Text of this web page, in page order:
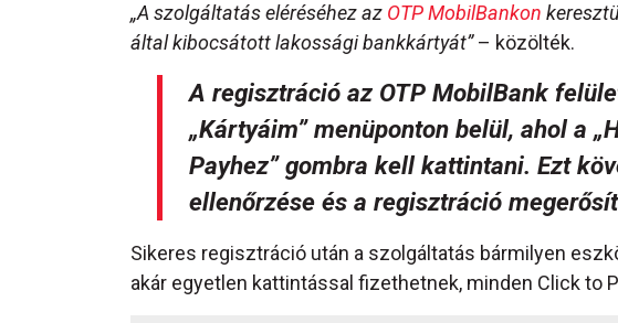
„A szolgáltatás eléréséhez az OTP MobilBankon
által kibocsátott lakossági bankkártyát”– közölték.
A regisztráció az OTP MobilBank
„Kártyáim”menüponton belül, ahol a
Payhez”gombra kell kattintani. Ezt
ellenőrzése és a regisztráció
Sikeres regisztráció után a szolgáltatás bármilyen
akár egyetlen kattintással fizethetnek, minden Click to